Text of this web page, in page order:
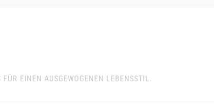
EINEN AUSGEWOGENEN LEBENSSTIL.